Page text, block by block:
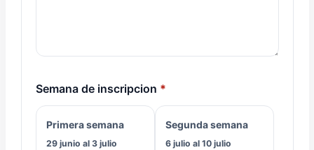
Semana de inscripcion
Primera semana
29 junio al 3 julio
Segunda semana
6 julio al 10 julio